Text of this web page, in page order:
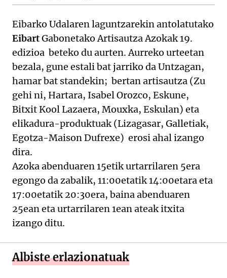
Eibarko Udalaren laguntzarekin antolatutako
EibartGabonetako Artisautza Azokak 19.
edizioa beteko du aurten. Aurreko urteetan
bezala, gune estali bat jarriko da Untzagan,
hamar bat standekin; bertan artisautza (Zu
gehi ni, Hartara, Isabel Orozco, Eskune,
Bitxit Kool Lazaera, Mouxka, Eskulan) eta
elikadura-produktuak (Lizagasar, Galletiak,
Egotza-Maison Dufrexe) erosi ahal izango
dira.
Azoka abenduaren 15etik urtarrilaren 5era
egongo da zabalik, 11:00etatik 14:00etara eta
17:00etatik 20:30era, baina abenduaren
25ean eta urtarrilaren 1ean ateak itxita
izango ditu.
Albiste erlazionatuak